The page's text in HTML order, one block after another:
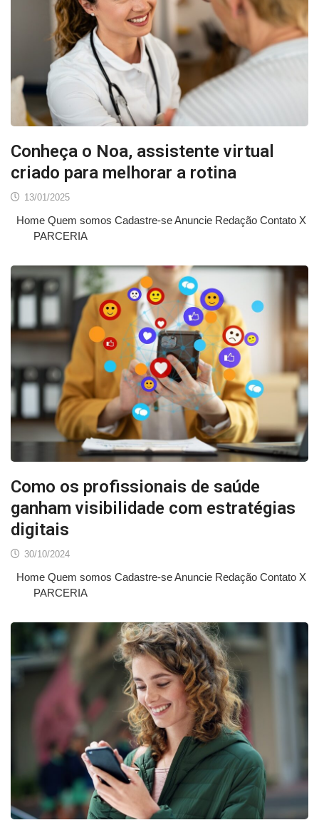
Conheça o Noa, assistente virtual
criado para melhorar a rotina
13/01/2025
Home Quem somos Cadastre-se Anuncie Redação Contato X
PARCERIA
Como os profissionais de saúde
ganham visibilidade com estratégias
digitais
30/10/2024
Home Quem somos Cadastre-se Anuncie Redação Contato X
PARCERIA